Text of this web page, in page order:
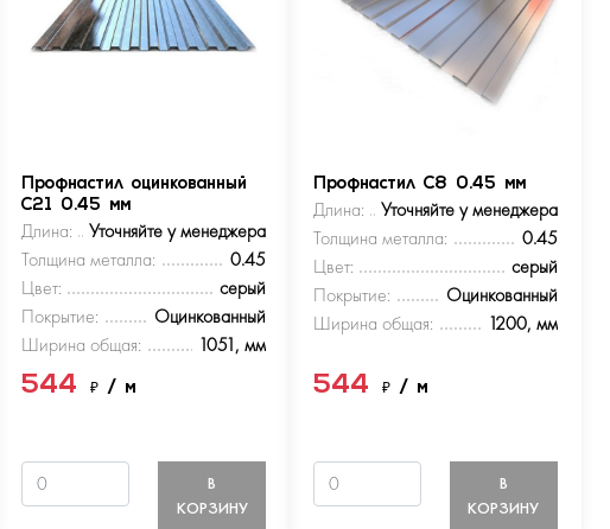
Профнастил оцинкованный
С21 0.45 мм
Длина:
Уточняйте у менеджера
Толщина металла:
0.45
Цвет:
серый
Покрытие:
Оцинкованный
Ширина общая:
1051, мм
544₽/ м
В
КОРЗИНУ
Профнастил С8 0.45 мм
Длина:
Уточняйте у менеджера
Толщина металла:
0.45
Цвет:
серый
Покрытие:
Оцинкованный
Ширина общая:
1200, мм
544 ₽ / м
В
КОРЗИНУ